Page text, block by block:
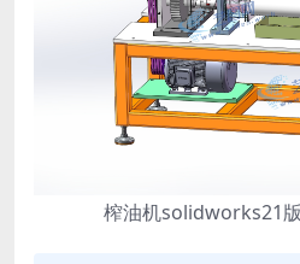
榨油机solidworks21